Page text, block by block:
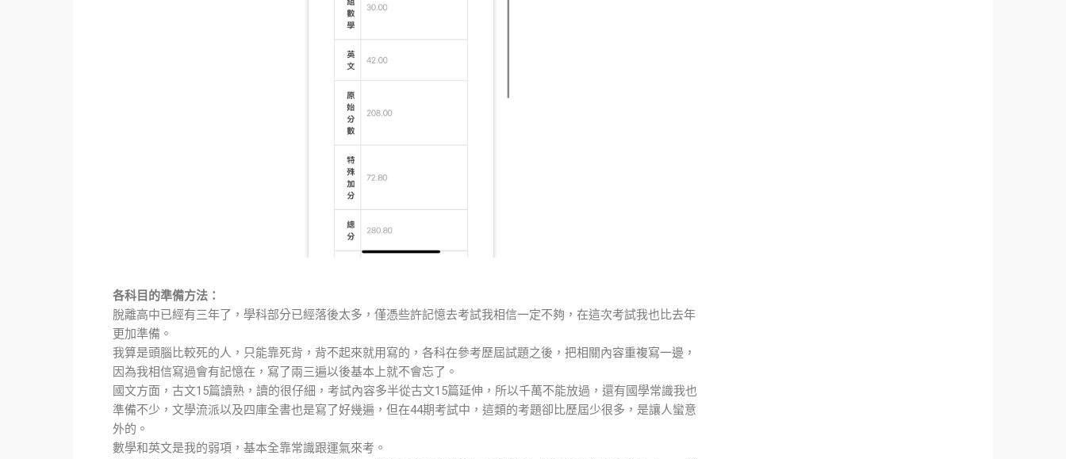
各科目的準備方法：
脫離高中已經有三年了，學科部分已經落後太多，僅憑些許記憶去考試我相信一定不夠，在這次考試我也比去年
更加準備。
我算是頭腦比較死的人，只能靠死背，背不起來就用寫的，各科在參考歷屆試題之後，把相關內容重複寫一邊，
因為我相信寫過會有記憶在，寫了兩三遍以後基本上就不會忘了。
國文方面，古文15篇讀熟，讀的很仔細，考試內容多半從古文15篇延伸，所以千萬不能放過，還有國學常識我也
準備不少，文學流派以及四庫全書也是寫了好幾遍，但在44期考試中，這類的考題卻比歷屆少很多，是讓人蠻意
外的。
數學和英文是我的弱項，基本全靠常識跟運氣來考。